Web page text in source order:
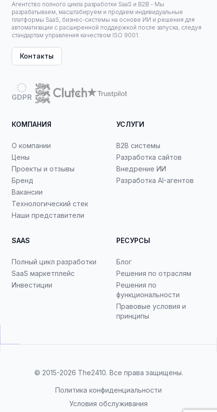
Агентство полного цикла разработки SaaS и B2B - Мы
разрабатываем, масштабируем и продаем индивидуальные
платформы SaaS, бизнес-системы на основе ИИ и решения для
автоматизации с расширенной поддержкой после запуска, следуя
стандартам управления качеством ISO 9001.
Контакты
GDPR
КОМПАНИЯ
О компании
Цены
Проекты и отзывы
Бренд
Вакансии
Технологический стек
Наши представители
УСЛУГИ
B2B системы
Разработка сайтов
Внедрение ИИ
Разработка AI-агентов
SAAS
Полный цикл разработки
SaaS маркетплейс
Инвестиции
РЕСУРСЫ
Блог
Решения по отраслям
Решения по
функциональности
Правовые условия и
принципы
© 2015-2026 The2410. Все права защищены.
Политика конфиденциальности
Условия обслуживания